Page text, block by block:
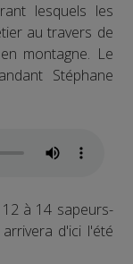
lesquels les
au travers de
montagne. Le
Stéphane
à 14 sapeurs-
d'ici l'été